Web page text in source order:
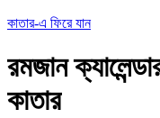
কাতার-এ ফিরে যান
রমজান
কাতার